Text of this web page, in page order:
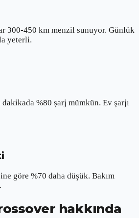
300-450 km menzil sunuyor. Günlük
yeterli.
%80 şarj mümkün. Ev şarjı
göre %70 daha düşük. Bakım
hakkında